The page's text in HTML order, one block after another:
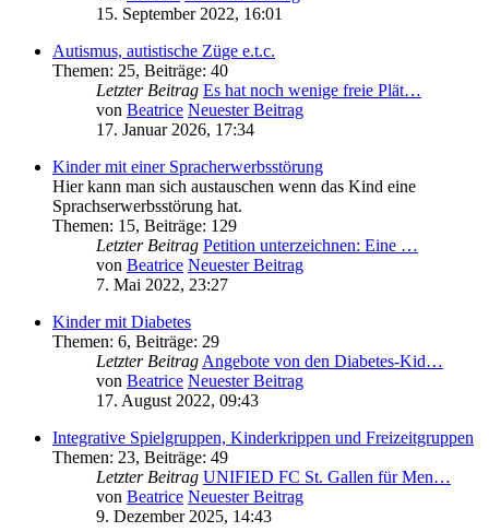
15. September 2022, 16:01
Autismus, autistische Züge e.t.c.
Themen: 25, Beiträge: 40
Letzter Beitrag Es hat noch wenige freie Plät…
von Beatrice Neuester Beitrag
17. Januar 2026, 17:34
Kinder mit einer Spracherwerbsstörung
Hier kann man sich austauschen wenn das Kind eine
Sprachserwerbsstörung hat.
Themen: 15, Beiträge: 129
Letzter Beitrag Petition unterzeichnen: Eine …
von Beatrice Neuester Beitrag
7. Mai 2022, 23:27
Kinder mit Diabetes
Themen: 6, Beiträge: 29
Letzter BeitragAngebote von den Diabetes-Kid…
von Beatrice Neuester Beitrag
17. August 2022, 09:43
Integrative Spielgruppen, Kinderkrippen und Freizeitgruppen
Themen: 23, Beiträge: 49
Letzter Beitrag UNIFIED FC St. Gallen für Men…
von Beatrice Neuester Beitrag
9. Dezember 2025, 14:43